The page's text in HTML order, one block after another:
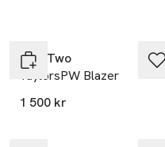
Part Two
TaylorsPW Blazer
1 500 kr